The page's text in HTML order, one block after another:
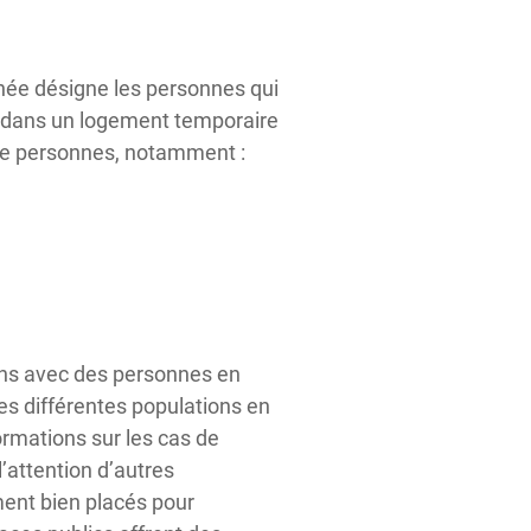
désigne les personnes qui
un logement temporaire
personnes, notamment :
avec des personnes en
différentes populations en
sur les cas de
d’autres
bien placés pour